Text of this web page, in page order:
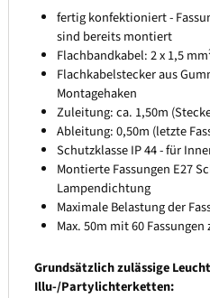
fertig konfektioniert -
sind bereits montiert
Flachbandkabel: 2 x 1,5
Flachkabelstecker aus
Montagehaken
Zuleitung: ca. 1,50m
Ableitung: 0,50m (letzte
Schutzklasse IP 44 - für
Montierte Fassungen E27
Lampendichtung
Maximale Belastung der
Max. 50m mit 60 Fassungen
Grundsätzlich zulässige
Illu-/Partylichterketten: